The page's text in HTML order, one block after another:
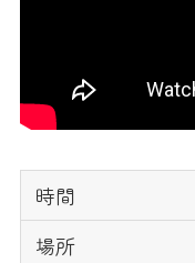
時間
場所